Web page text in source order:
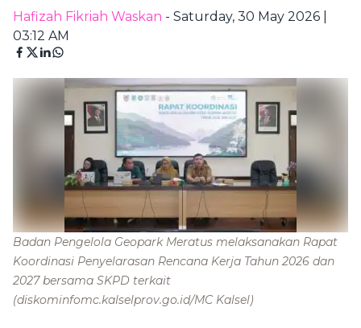
Hafizah Fikriah Waskan - Saturday, 30 May 2026 |
03:12 AM
Badan Pengelola Geopark Meratus melaksanakan Rapat
Koordinasi Penyelarasan Rencana Kerja Tahun 2026 dan
2027 bersama SKPD terkait
(diskominfomc.kalselprov.go.id/MC Kalsel)